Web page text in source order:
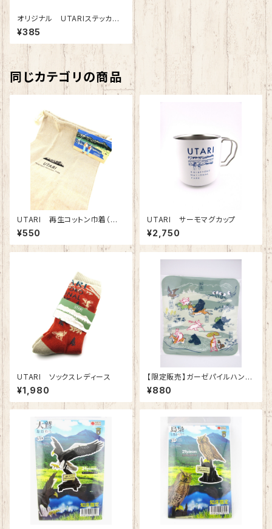
オリジナル UTARIステッカー
「知床連山（冬）」
¥385
同じカテゴリの商品
UTARI 再生コットン巾着（ベ
ージュ）
¥550
UTARI サーモマグカップ
¥2,750
UTARI ソックスレディース
¥1,980
【限定販売】ガーゼパイルハンカ
チ
¥880